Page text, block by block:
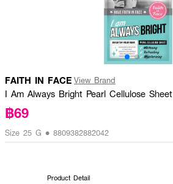
FAITH IN FACE View Brand
I Am Always Bright Pearl Cellulose Sheet
฿69
Size 25 G • 8809382882042
Product Detail